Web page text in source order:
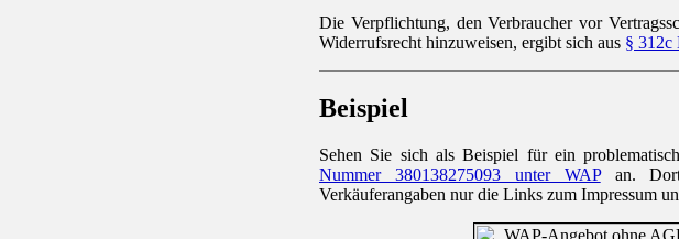
Die Verpflichtung, den Verbraucher vor
Widerrufsrecht hinzuweisen, ergibt sich aus § 312c
Beispiel
Sehen Sie sich als Beispiel für ein
Nummer 380138275093 unter WAPan. Dort
Verkäuferangaben nur die Links zum Impressum